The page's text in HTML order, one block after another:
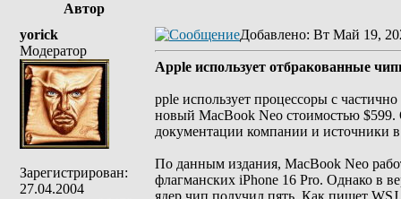
Автор
yorick
Модератор
Зарегистрирован:
27.04.2004
Добавлено: Вт Май 19,
Apple использует отбракованные
pple использует процессоры с
новый MacBook Neo стоимостью $599.
документации компании и источники
По данным издания, MacBook Neo
флагманских iPhone 16 Pro. Однако в
ядер чип получил пять. Как пишет